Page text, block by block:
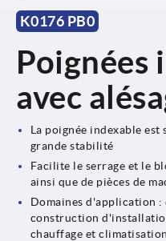
K0176 PB0
Poignées
avec
La poignée indexable
grande stabilité
Facilite le serrage et le
ainsi que de pièces de
Domaines d'application :
construction
chauffage et climatisation